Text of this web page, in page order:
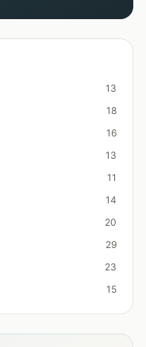
13
18
16
13
11
14
20
29
23
15